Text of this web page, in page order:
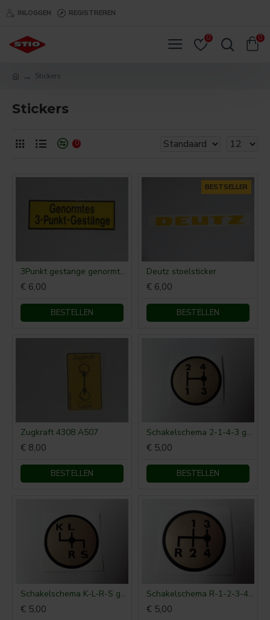
INLOGGEN REGISTREREN
0 0
Stickers
Stickers
0
3Punkt gestange genormtes
€ 6,00
BESTELLEN
BESTSELLER
Deutz stoelsticker
€ 6,00
BESTELLEN
Zugkraft 4308 A507
€ 8,00
BESTELLEN
Schakelschema 2-1-4-3 goud rond
€ 5,00
BESTELLEN
Schakelschema K-L-R-S goud rond
€ 5,00
Schakelschema R-1-2-3-4 rond goud
€ 5,00